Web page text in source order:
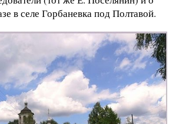
в селе Горбаневка под Полтавой.